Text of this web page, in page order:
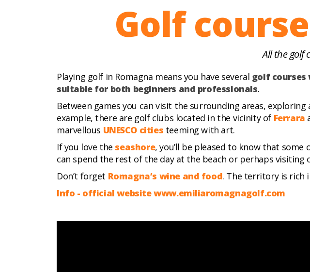
Golf
All the golf
Playing golf in Romagna means you have several golf courses
suitable for both beginners and professionals.
Between games you can visit the surrounding areas,
example, there are golf clubs located in the vicinity of Ferrara
marvellous UNESCO cities teeming with art.
If you love the seashore, you’ll be pleased to know that
can spend the rest of the day at the beach or perhaps visiting
Don’t forget Romagna’s wine and food. The territory is rich
Info - official website www.emiliaromagnagolf.com